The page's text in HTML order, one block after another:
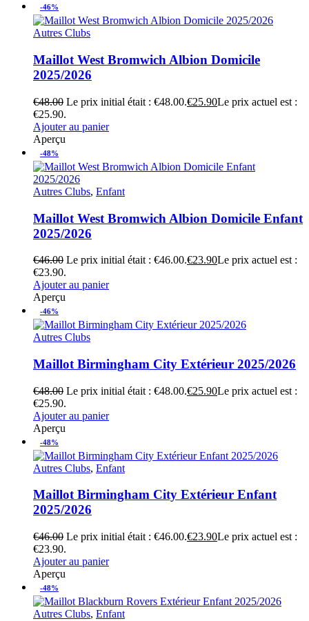
-46%
Autres Clubs
Maillot West Bromwich Albion Domicile
2025/2026
€48.00 Le prix initial était : €48.00.€25.90Le prix actuel est :
€25.90.
Ajouter au panier
Aperçu
-48%
Autres Clubs, Enfant
Maillot West Bromwich Albion Domicile Enfant
2025/2026
€46.00 Le prix initial était : €46.00.€23.90Le prix actuel est :
€23.90.
Ajouter au panier
Aperçu
-46%
Autres Clubs
Maillot Birmingham City Extérieur 2025/2026
€48.00 Le prix initial était : €48.00.€25.90Le prix actuel est :
€25.90.
Ajouter au panier
Aperçu
-48%
Autres Clubs, Enfant
Maillot Birmingham City Extérieur Enfant
2025/2026
€46.00 Le prix initial était : €46.00.€23.90Le prix actuel est :
€23.90.
Ajouter au panier
Aperçu
-48%
Autres Clubs, Enfant